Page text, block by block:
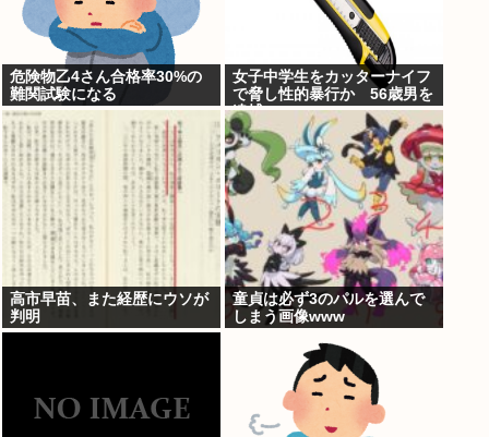
危険物乙4さん合格率30%の
難関試験になる
女子中学生をカッターナイフ
で脅し性的暴行か 56歳男を
逮捕
高市早苗、また経歴にウソが
判明
童貞は必ず3のパルを選んで
しまう画像www